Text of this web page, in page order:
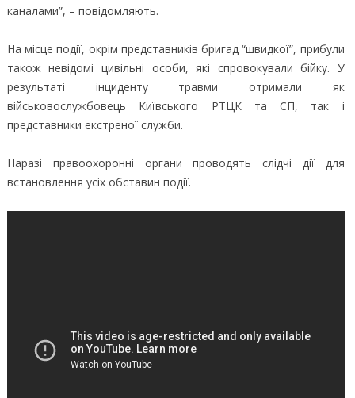
каналами”, – повідомляють.
На місце події, окрім представників бригад “швидкої”, прибули
також невідомі цивільні особи, які спровокували бійку. У
результаті інциденту травми отримали як
військовослужбовець Київського РТЦК та СП, так і
представники екстреної служби.
Наразі правоохоронні органи проводять слідчі дії для
встановлення усіх обставин події.